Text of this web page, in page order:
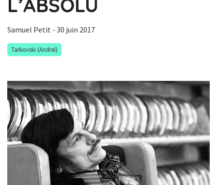
L’ABSOLU
Samuel Petit - 30 juin 2017
Tarkovski (Andreï)